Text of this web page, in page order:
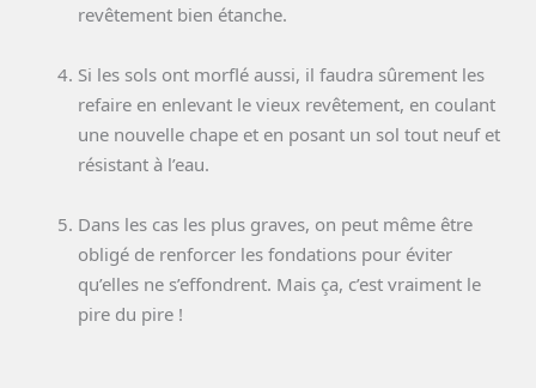
revêtement bien étanche.
Si les sols ont morflé aussi, il faudra sûrement les
refaire en enlevant le vieux revêtement, en coulant
une nouvelle chape et en posant un sol tout neuf et
résistant à l’eau.
Dans les cas les plus graves, on peut même être
obligé de renforcer les fondations pour éviter
qu’elles ne s’effondrent. Mais ça, c’est vraiment le
pire du pire !